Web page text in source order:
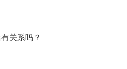
关系吗？